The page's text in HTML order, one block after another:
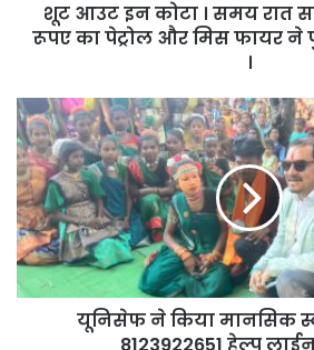
...बीस
पेट्रोल
और
मिस
फायर
ने
पुलिस
की
उड़ाई
निंद
शूट आउट इन कोटा । समय रात
रूपए का पेट्रोल और मिस फायर ने
।
यूनिसेफ
ने
किया
मानसिक
स्वास्थ्य
के
लिए
8123922651
हेल्प
यूनिसेफ ने किया मानसिक